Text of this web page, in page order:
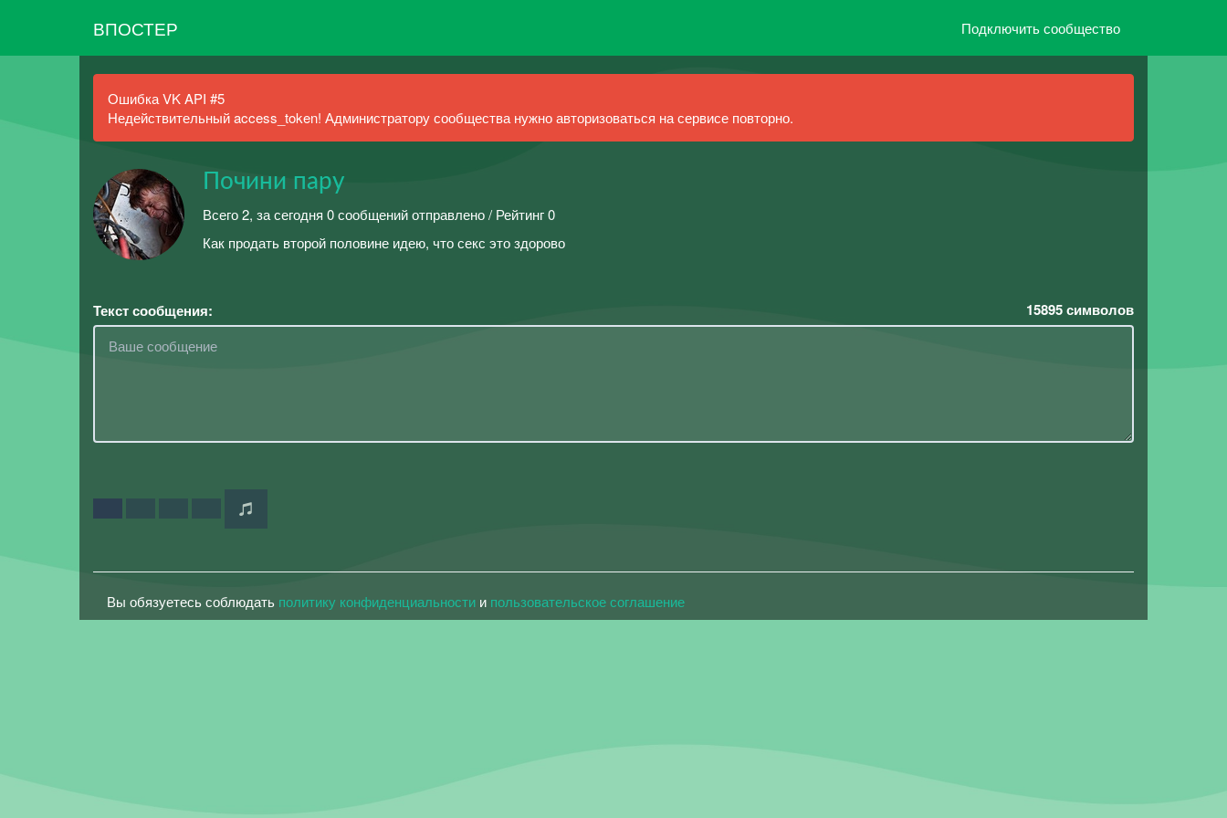
ВПОСТЕР Подключить сообщество
Ошибка VK API #5
Недействительный access_token! Администратору сообщества нужно авторизоваться на сервисе повторно.
Почини пару
Всего 2, за сегодня 0 сообщений отправлено / Рейтинг 0
Как продать второй половине идею, что секс это здорово
Текст сообщения: 15895символов
Вы обязуетесь соблюдать политику конфиденциальности и пользовательское соглашение